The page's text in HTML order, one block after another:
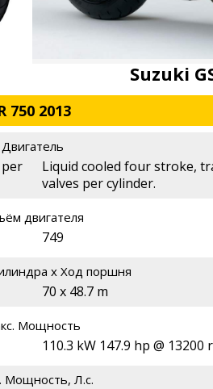
Suzuki
750 2013
Двигатель
Liquid cooled four stroke,
valves per cylinder.
двигателя
749
х Ход поршня
70 x 48.7 m
Мощность
110.3 kW 147.9 hp @ 13200
Мощность, Л.с.